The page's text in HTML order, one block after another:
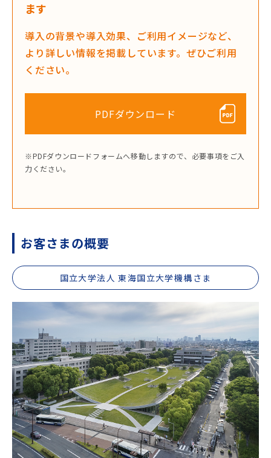
ます
導入の背景や導入効果、ご利用イメージなど、
より詳しい情報を掲載しています。ぜひご利用
ください。
PDFダウンロード
※PDFダウンロードフォームへ移動しますので、必要事項をご入
力ください。
お客さまの概要
国立大学法人 東海国立大学機構さま